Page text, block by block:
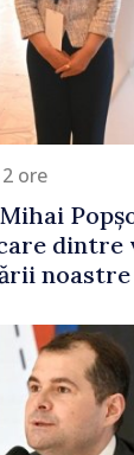
2 ore
dintre